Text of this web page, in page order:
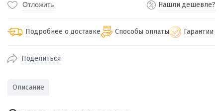
Отложить Нашли дешевле?
Подробнее о доставке
По Екатеринбургу бесплатная
Способы оплаты Гарантии
Поделиться
Описание